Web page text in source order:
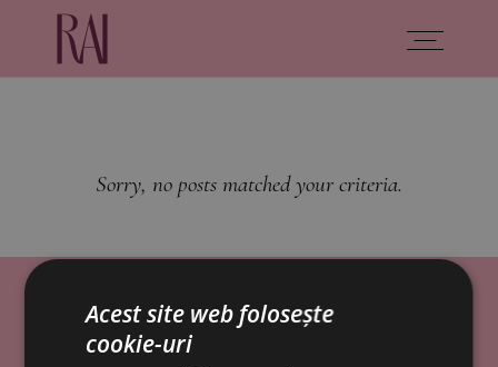
Sorry, no posts matched your criteria.
Acest site web folosește
cookie-uri